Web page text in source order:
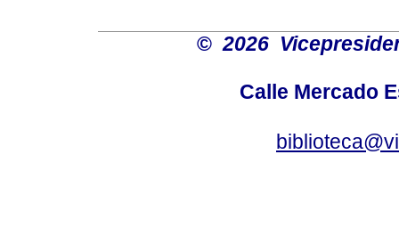
© 2026
Calle Mercado